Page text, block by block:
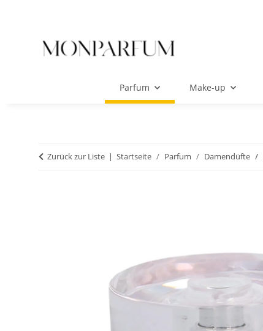
Parfum Make-up
Zurück zur Liste Startseite Parfum Damendüfte